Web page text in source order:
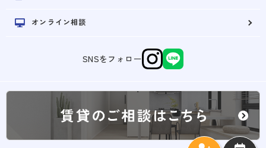
オンライン相談
SNSをフォロー